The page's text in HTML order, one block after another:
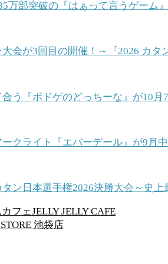
万部突破の『はぁって言うゲーム
会が3回目の開催！～『2026 カタ
う『ボドゲのどっちーな』が10月
ークライト『エバーデール』が9月
タン日本選手権2026決勝大会～史